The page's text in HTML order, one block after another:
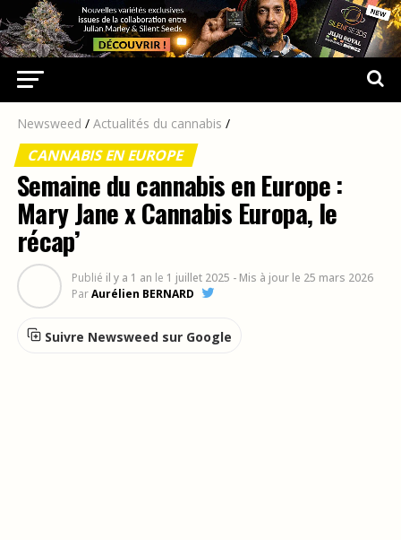
Newsweed / Actualités du cannabis /
CANNABIS EN EUROPE
Semaine du cannabis en Europe :
Mary Jane x Cannabis Europa, le
récap’
Publié il y a 1 an le 1 juillet 2025 - Mis à jour le 25 mars 2026
ParAurélien BERNARD
Suivre Newsweed sur Google